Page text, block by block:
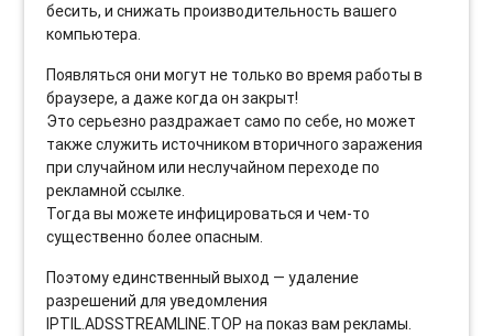
бесить, и снижать производительность вашего
компьютера.
Появляться они могут не только во время работы в
браузере, а даже когда он закрыт!
Это серьезно раздражает само по себе, но может
также служить источником вторичного заражения
при случайном или неслучайном переходе по
рекламной ссылке.
Тогда вы можете инфицироваться и чем-то
существенно более опасным.
Поэтому единственный выход — удаление
разрешений для уведомления
IPTIL.ADSSTREAMLINE.TOP на показ вам рекламы.